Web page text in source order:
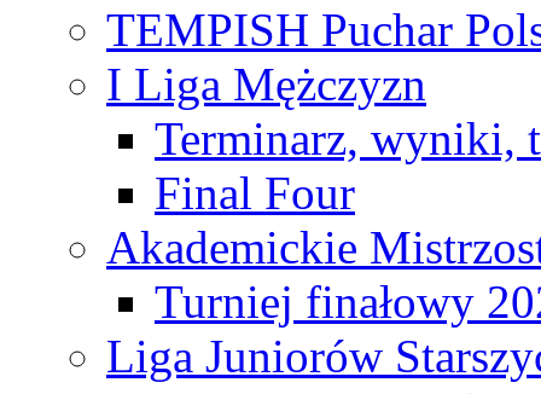
TEMPISH Puchar
I Liga Mężczyzn
Terminarz, wyniki,
Final Four
Akademickie
Turniej finałowy
Liga Juniorów